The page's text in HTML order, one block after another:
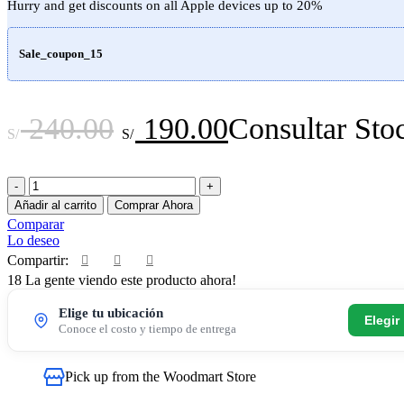
Hurry and get discounts on all Apple devices up to 20%
Sale_coupon_15
S/240.00 El
original
S/ 240.00.
S/ 190.00El
Consultar
Consola
Subaru
del
2008
-
2013
cantidad
Añadir al carrito Comprar Ahora
Comparar
Lo deseo
Compartir:
18 La gente viendo este producto ahora!
Elige tu ubicación
Conoce el costo y tiempo de entrega
Elegir
Pick up from the Woodmart Store